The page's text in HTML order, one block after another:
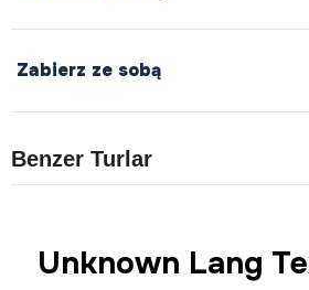
Zabierz ze sobą
Benzer Turlar
Unknown Lang